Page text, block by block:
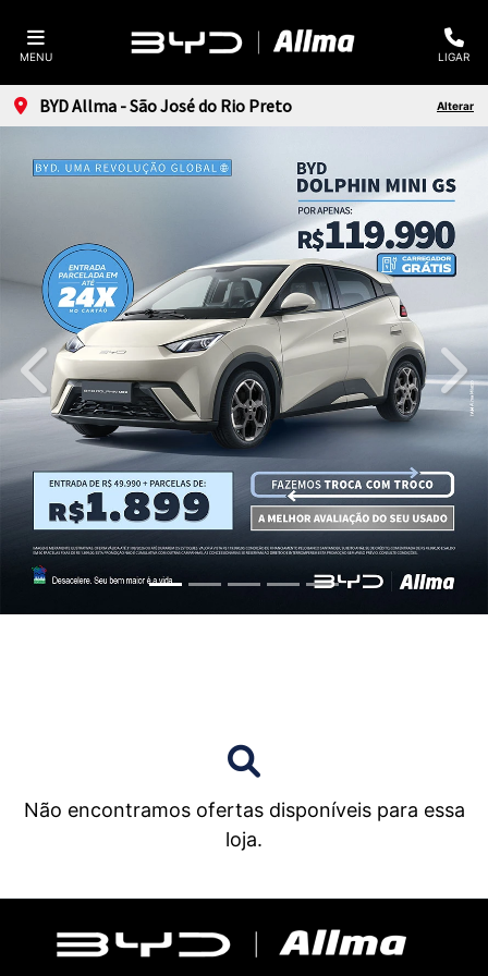
MENU LIGAR
BYD Allma - São José do Rio Preto Alterar
templates.template-
Não encontramos ofertas disponíveis para essa
loja.